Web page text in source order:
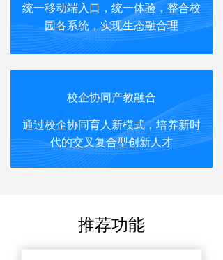
统一移动端入口，统一体验，整合校
园各系统，实现生态融合理
校企协同产教融合
通过校企协同育人新模式，培养新时
代的交叉复合型创新人才
推荐功能